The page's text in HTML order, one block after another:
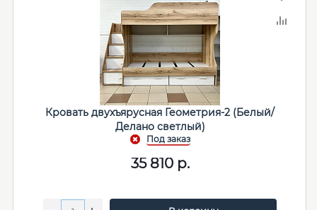
Кровать двухъярусная Геометрия-2 (Белый/
Делано светлый)
35 810р.